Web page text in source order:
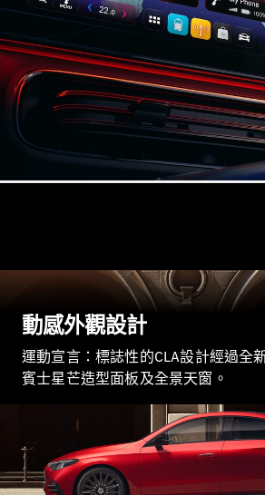
開篷跑車 / 跑車
Cabriolet
Maybach SL
Monogram
Series
Mercedes-
AMG SL
大型豪華轎車
動感外觀設計
運動宣言：標誌性的CLA設計經過全
賓士星芒造型面板及全景天窗。